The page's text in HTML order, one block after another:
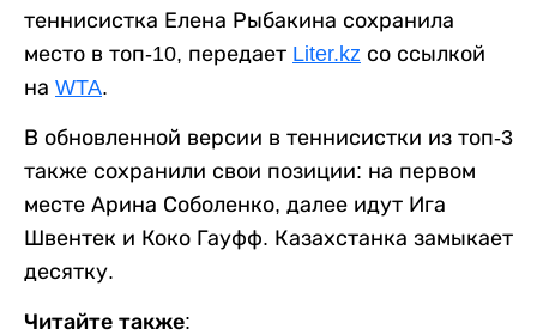
теннисистка Елена Рыбакина сохранила
место в топ-10, передает Liter.kz со ссылкой
на WTA.
В обновленной версии в теннисистки из топ-3
также сохранили свои позиции: на первом
месте Арина Соболенко, далее идут Ига
Швентек и Коко Гауфф. Казахстанка замыкает
десятку.
Читайте также: